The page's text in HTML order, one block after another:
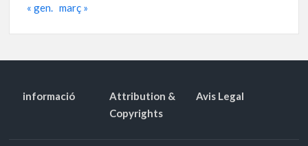
« gen. març »
informació
Attribution &
Copyrights
Avis Legal